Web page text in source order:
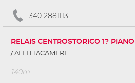
340 2881113
RELAIS CENTROSTORICO 1? PIANO
AFFITTACAMERE
140m